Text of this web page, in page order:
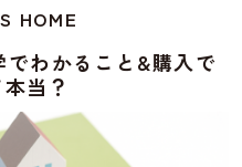
HOME
わかること&購入で
当？